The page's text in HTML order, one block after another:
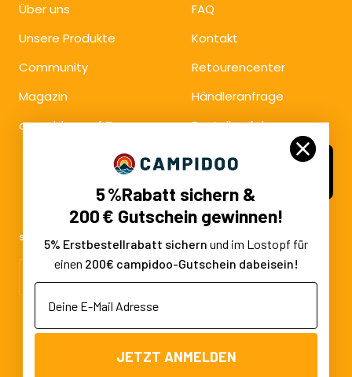
Über uns
Unsere Produkte
Community
Magazin
campidoo auf Tour
FAQ
Kontakt
Retourencenter
Händleranfrage
Bestellverfolgung
SOCIAL MEDIA
2025 © Campidoo
5 %Rabatt sichern &
200 € Gutschein gewinnen!
5% Erstbestellrabatt sichern und im Lostopf für
einen 200€ campidoo-Gutschein dabeisein!
Deine E-Mail Adresse
JETZT ANMELDEN